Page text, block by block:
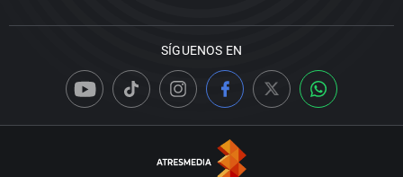
SÍGUENOS EN